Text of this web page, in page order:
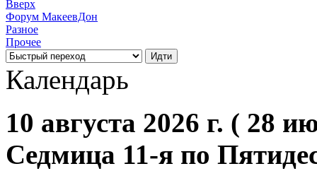
Форум МакеевДон
Разное
Прочее
Календарь
10 августа 2026 г. ( 28
Седмица 11-я по